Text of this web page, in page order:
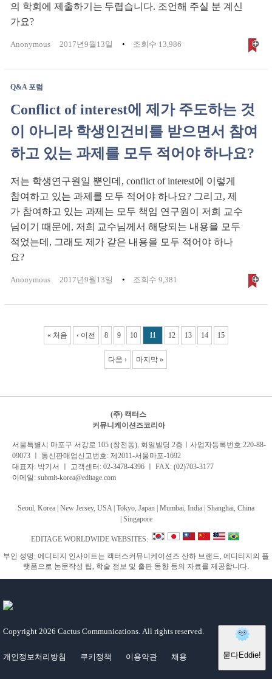
의 학회에 제출하기는 두렵습니다. 조언해 주실 분 계신
가요?
Anonymous 2017년9월13일 조회수 13,986
Q&A 포럼
Conflict of interest에 제가 주도하는 것
이 아니라 학생인건비를 받으면서 참여
하고 있는 과제를 모두 적어야 하나요?
저는 학생연구원일 뿐인데, conflict of interest에 이렇게
참여하고 있는 과제를 모두 적어야 하나요? 그리고, 제
가 참여하고 있는 과제는 모두 책임 연구원이 저희 교수
님이기 때문에, 저희 교수님께서 해당되는 내용을 모두
적었는데, 그래도 제가 같은 내용을 모두 적어야 하나
요?
Anonymous 2017년9월13일 조회수 9,381
« 처음 ‹ 이전 8 9 10 11 12 13 14 15
다음 › 마지막 »
(주) 캑터스
커뮤니케이션즈코리아
서 울특별시 마포구 서강로 105 (창전동), 화일빌딩 2층 ㅣ사업자등록번호:220-88-
09073 ㅣ 통신판매업신고번호: 제2011-서울마포-1692
대표자: 박기서 ㅣ 고객센터: 02-3478-4396 ㅣ FAX: (02)703-3177
이메일: submit-korea@editage.com
Seoul, Korea | New Jersey, USA | Tokyo, Japan | Mumbai, India | Shanghai, China
Singapore
EDITAGE WORLDWIDE WEBSITES:
부인 성명: 에디티지 인사이트는 캑터스커뮤니케이션즈 산하 브랜드, 에디티지의 플
랫폼으로 논문작성 팁, 학술 정보 및 출판 동향 등의 자료를 제공합니다.
Copyright 2026 Cactus Communications. All rights reserved.
개인정보처리방침 쿠키정책 이용약관 채용